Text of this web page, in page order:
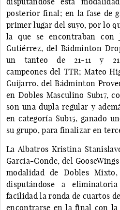
posterior final; en la fase de
primer lugar del suyo, por lo
la que se encontraban con
Gutiérrez, del Bádminton
un tanteo de 21-11 y 21-
campeones del TTR; Mateo
Guijarro, del Bádminton
en Dobles Masculino Sub17,
son una dupla regular y
en categoría Sub15, ganado
su grupo, para finalizar en
La Albatros Kristina
García-Conde, del
modalidad de Dobles
disputándose a
facilidad la ronda de cuartos
encontrarse en la final con la